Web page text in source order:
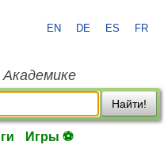
EN DE ES FR
Академике
Найти!
Игры ⚽